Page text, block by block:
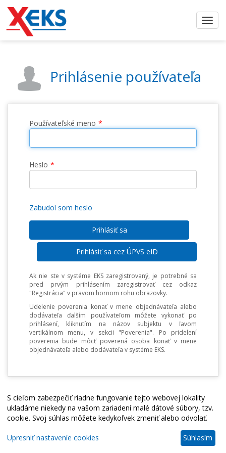
Prihlásenie používateľa
Používateľské meno
Heslo
Zabudol som heslo
Prihlásiť sa cez ÚPVS eID
Ak nie ste v systéme EKS zaregistrovaný, je potrebné sa
pred prvým prihlásením zaregistrovať cez odkaz
"Registrácia" v pravom hornom rohu obrazovky.
Udelenie poverenia konať v mene objednávateľa alebo
dodávateľa ďalším používateľom môžete vykonať po
prihlásení, kliknutím na názov subjektu v ľavom
vertikálnom menu, v sekcii "Poverenia". Po pridelení
poverenia bude môcť poverená osoba konať v mene
objednávateľa alebo dodávateľa v systéme EKS.
S cieľom zabezpečiť riadne fungovanie tejto webovej lokality
ukladáme niekedy na vašom zariadení malé dátové súbory, tzv.
cookie. Svoj súhlas môžete kedykoľvek zmeniť alebo odvolať.
Upresniť nastaveníe cookies Súhlasím